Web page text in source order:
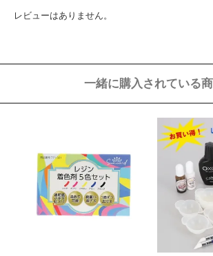
レビューはありません。
一緒に購入されている